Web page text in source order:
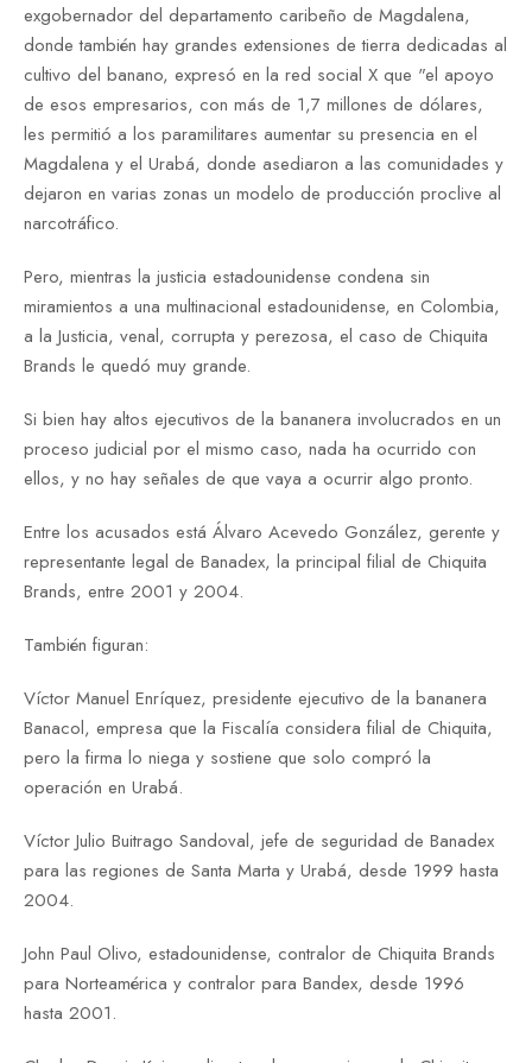
exgobernador del departamento caribeño de Magdalena,
donde también hay grandes extensiones de tierra dedicadas al
cultivo del banano, expresó en la red social X que "el apoyo
de esos empresarios, con más de 1,7 millones de dólares,
les permitió a los paramilitares aumentar su presencia en el
Magdalena y el Urabá, donde asediaron a las comunidades y
dejaron en varias zonas un modelo de producción proclive al
narcotráfico.
Pero, mientras la justicia estadounidense condena sin
miramientos a una multinacional estadounidense, en Colombia,
a la Justicia, venal, corrupta y perezosa, el caso de Chiquita
Brands le quedó muy grande.
Si bien hay altos ejecutivos de la bananera involucrados en un
proceso judicial por el mismo caso, nada ha ocurrido con
ellos, y no hay señales de que vaya a ocurrir algo pronto.
Entre los acusados está Álvaro Acevedo González, gerente y
representante legal de Banadex, la principal filial de Chiquita
Brands, entre 2001 y 2004.
También figuran:
Víctor Manuel Enríquez, presidente ejecutivo de la bananera
Banacol, empresa que la Fiscalía considera filial de Chiquita,
pero la firma lo niega y sostiene que solo compró la
operación en Urabá.
Víctor Julio Buitrago Sandoval, jefe de seguridad de Banadex
para las regiones de Santa Marta y Urabá, desde 1999 hasta
2004.
John Paul Olivo, estadounidense, contralor de Chiquita Brands
para Norteamérica y contralor para Bandex, desde 1996
hasta 2001.